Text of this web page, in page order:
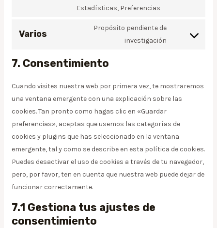
Estadísticas, Preferencias
Varios
Propósito pendiente de
investigación
7. Consentimiento
Cuando visites nuestra web por primera vez, te mostraremos
una ventana emergente con una explicación sobre las
cookies. Tan pronto como hagas clic en «Guardar
preferencias», aceptas que usemos las categorías de
cookies y plugins que has seleccionado en la ventana
emergente, tal y como se describe en esta política de cookies.
Puedes desactivar el uso de cookies a través de tu navegador,
pero, por favor, ten en cuenta que nuestra web puede dejar de
funcionar correctamente.
7.1 Gestiona tus ajustes de
consentimiento